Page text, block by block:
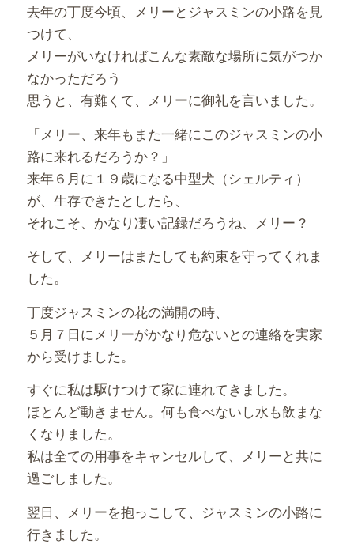
去年の丁度今頃、メリーとジャスミンの小路を見
つけて、
メリーがいなければこんな素敵な場所に気がつか
なかっただろう
思うと、有難くて、メリーに御礼を言いました。
「メリー、来年もまた一緒にこのジャスミンの小
路に来れるだろうか？」
来年６月に１９歳になる中型犬（シェルティ）
が、生存できたとしたら、
それこそ、かなり凄い記録だろうね、メリー？
そして、メリーはまたしても約束を守ってくれま
した。
丁度ジャスミンの花の満開の時、
５月７日にメリーがかなり危ないとの連絡を実家
から受けました。
すぐに私は駆けつけて家に連れてきました。
ほとんど動きません。何も食べないし水も飲まな
くなりました。
私は全ての用事をキャンセルして、メリーと共に
過ごしました。
翌日、メリーを抱っこして、ジャスミンの小路に
行きました。